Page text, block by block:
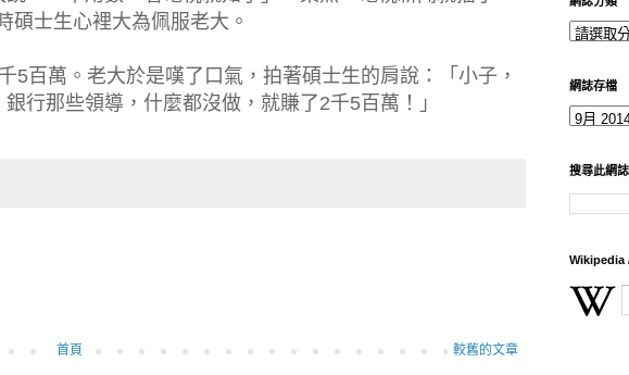
碩士生心裡大為佩服老大。
5百萬。老大於是嘆了口氣，拍著碩士生的肩說：「小子，
行那些領導，什麼都沒做，就賺了2千5百萬！」
較舊的文章
首頁
網誌存檔
搜尋此網誌
Wikipedia